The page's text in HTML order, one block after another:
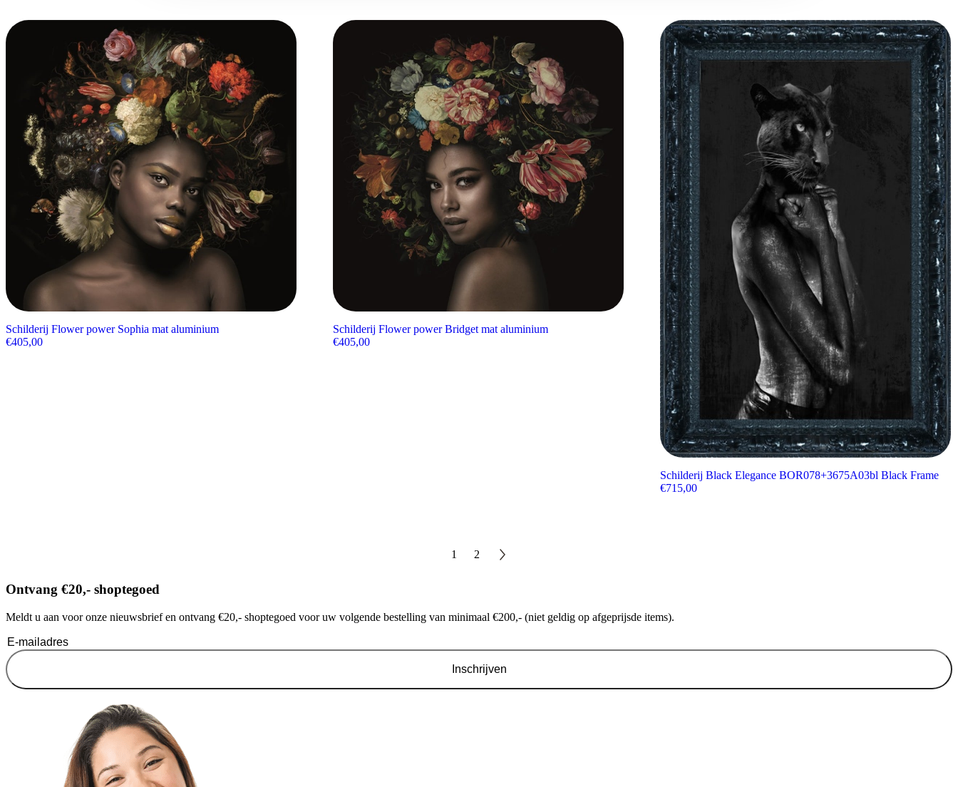
Schilderij Flower power Sophia mat aluminium
€405,00
Schilderij Flower power Bridget mat aluminium
€405,00
Schilderij Black Elegance BOR078+3675A03bl Black Frame
€715,00
1 2
Ontvang €20,- shoptegoed
Meldt u aan voor onze nieuwsbrief en ontvang €20,- shoptegoed voor uw volgende bestelling van minimaal €200,- (niet geldig op afgeprijsde items).
Inschrijven